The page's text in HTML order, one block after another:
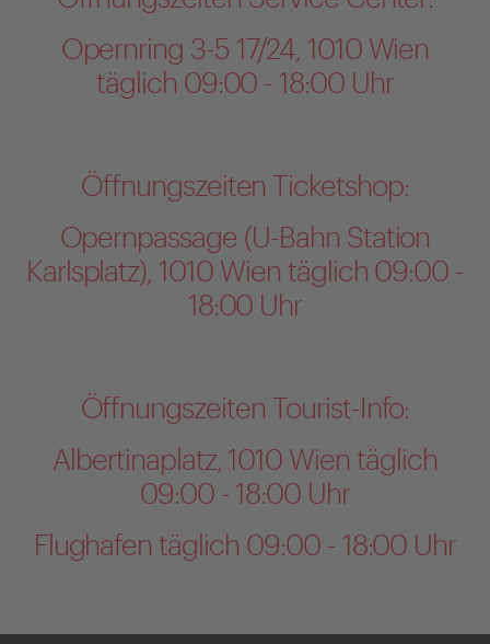
Opernring 3-5 17/24, 1010 Wien
täglich 09:00 - 18:00 Uhr
Öffnungszeiten Ticketshop:
Opernpassage (U-Bahn Station
Karlsplatz), 1010 Wien täglich 09:00 -
18:00 Uhr
Öffnungszeiten Tourist-Info:
Albertinaplatz, 1010 Wien täglich
09:00 - 18:00 Uhr
Flughafen täglich 09:00 - 18:00 Uhr